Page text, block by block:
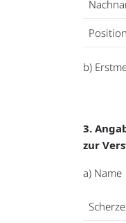
b)
3.
zur
a) Name